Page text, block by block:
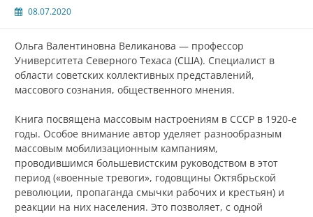
08.07.2020
Ольга Валентиновна Великанова — профессор
Университета Северного Техаса (США). Специалист в
области советских коллективных представлений,
массового сознания, общественного мнения.
Книга посвящена массовым настроениям в СССР в 1920‑е
годы. Особое внимание автор уделяет разнообразным
массовым мобилизационным кампаниям,
проводившимся большевистским руководством в этот
период («военные тревоги», годовщины Октябрьской
революции, пропаганда смычки рабочих и крестьян) и
реакции на них населения. Это позволяет, с одной